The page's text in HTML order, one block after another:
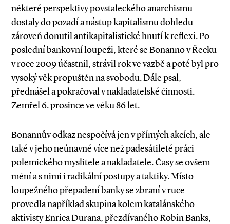
některé perspektivy povstaleckého anarchismu
dostaly do pozadí a nástup kapitalismu dohledu
zároveň donutil antikapitalistické hnutí k reflexi. Po
poslední bankovní loupeži, které se Bonanno v Řecku
v roce 2009 účastnil, strávil rok ve vazbě a poté byl pro
vysoký věk propuštěn na svobodu. Dále psal,
přednášel a pokračoval v nakladatelské činnosti.
Zemřel 6. prosince ve věku 86 let.
Bonannův odkaz nespočívá jen v přímých akcích, ale
také v jeho neúnavné více než padesátileté práci
polemického myslitele a nakladatele. Časy se ovšem
mění a s nimi i radikální postupy a taktiky. Místo
loupežného přepadení banky se zbraní v ruce
provedla například skupina kolem katalánského
aktivisty Enrica Durana, přezdívaného Robin Banks,